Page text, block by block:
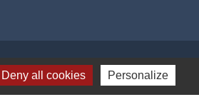
Plan du site - Gestion des cookies
Deny all cookies Personalize